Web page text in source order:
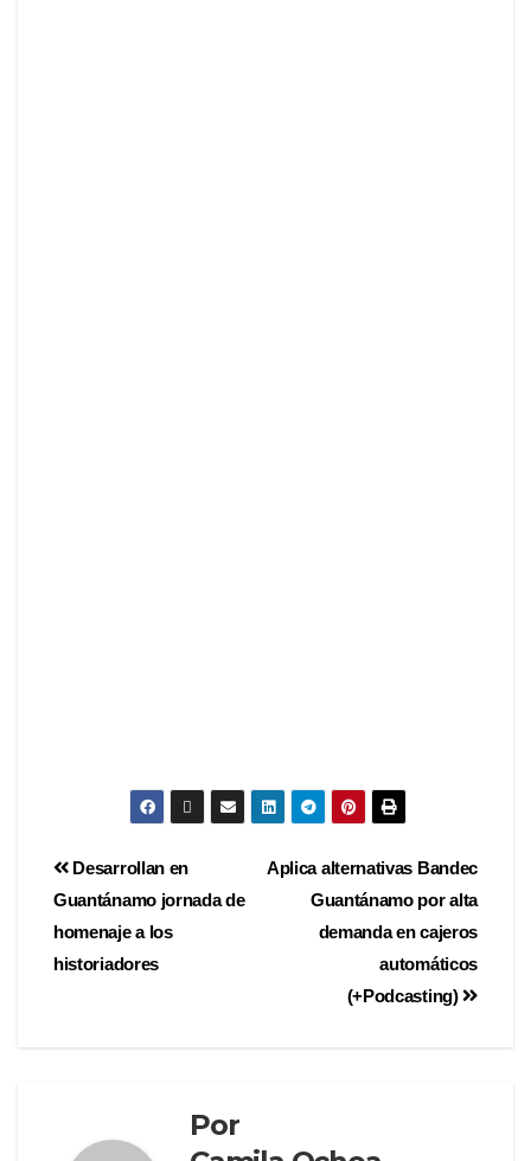
Aplica alternativas Bandec
Guantánamo por alta
demanda en cajeros
automáticos
(+Podcasting)
Desarrollan en
Guantánamo jornada de
homenaje a los
historiadores
Por